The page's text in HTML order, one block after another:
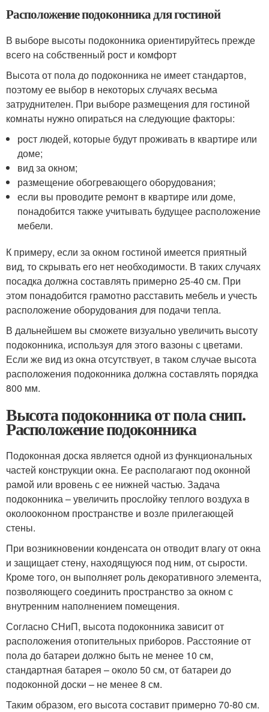
Расположение подоконника для гостиной
В выборе высоты подоконника ориентируйтесь прежде
всего на собственный рост и комфорт
Высота от пола до подоконника не имеет стандартов,
поэтому ее выбор в некоторых случаях весьма
затруднителен. При выборе размещения для гостиной
комнаты нужно опираться на следующие факторы:
рост людей, которые будут проживать в квартире или
доме;
вид за окном;
размещение обогревающего оборудования;
если вы проводите ремонт в квартире или доме,
понадобится также учитывать будущее расположение
мебели.
К примеру, если за окном гостиной имеется приятный
вид, то скрывать его нет необходимости. В таких случаях
посадка должна составлять примерно 25-40 см. При
этом понадобится грамотно расставить мебель и учесть
расположение оборудования для подачи тепла.
В дальнейшем вы сможете визуально увеличить высоту
подоконника, используя для этого вазоны с цветами.
Если же вид из окна отсутствует, в таком случае высота
расположения подоконника должна составлять порядка
800 мм.
Высота подоконника от пола снип.
Расположение подоконника
Подоконная доска является одной из функциональных
частей конструкции окна. Ее располагают под оконной
рамой или вровень с ее нижней частью. Задача
подоконника – увеличить прослойку теплого воздуха в
околооконном пространстве и возле прилегающей
стены.
При возникновении конденсата он отводит влагу от окна
и защищает стену, находящуюся под ним, от сырости.
Кроме того, он выполняет роль декоративного элемента,
позволяющего соединить пространство за окном с
внутренним наполнением помещения.
Согласно СНиП, высота подоконника зависит от
расположения отопительных приборов. Расстояние от
пола до батареи должно быть не менее 10 см,
стандартная батарея – около 50 см, от батареи до
подоконной доски – не менее 8 см.
Таким образом, его высота составит примерно 70-80 см.